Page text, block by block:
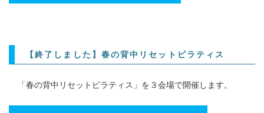
【終了しました】春の背中リセットピラティス
「春の背中リセットピラティス」を３会場で開催します。